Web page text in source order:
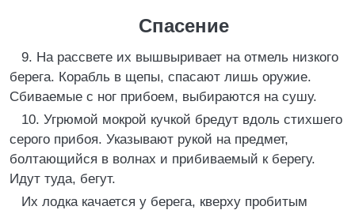
Спасение
9. На рассвете их вышвыривает на отмель низкого
берега. Корабль в щепы, спасают лишь оружие.
Сбиваемые с ног прибоем, выбираются на сушу.
10. Угрюмой мокрой кучкой бредут вдоль стихшего
серого прибоя. Указывают рукой на предмет,
болтающийся в волнах и прибиваемый к берегу.
Идут туда, бегут.
Их лодка качается у берега, кверху пробитым